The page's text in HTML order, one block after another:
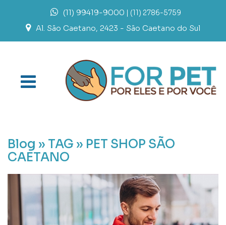
(11) 99419-9000 | (11) 2786-5759
Al. São Caetano, 2423 - São Caetano do Sul
Blog » TAG » PET SHOP SÃO
CAETANO